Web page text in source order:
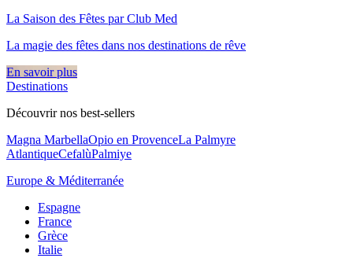
La Saison des Fêtes par Club Med
La magie des fêtes dans nos destinations de rêve​
En savoir plus
Destinations
Découvrir nos best-sellers
Magna MarbellaOpio en ProvenceLa Palmyre
AtlantiqueCefalùPalmiye
Europe & Méditerranée
Espagne
France
Grèce
Italie